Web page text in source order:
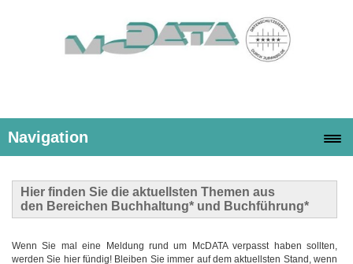
Navigation
Hier finden Sie die aktuellsten Themen aus
den Bereichen Buchhaltung* und Buchführung*
Wenn Sie mal eine Meldung rund um McDATA verpasst haben sollten,
werden Sie hier fündig! Bleiben Sie immer auf dem aktuellsten Stand, wenn